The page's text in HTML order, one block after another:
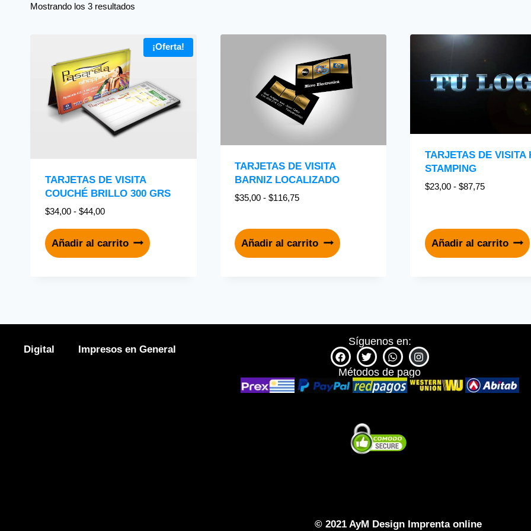
Mostrando los 3 resultados
¡Oferta!
TARJETAS DE VISITA
COUCHÉ BRILLO 300 GRS
$34,00 - $44,00
Añadir al carrito
TARJETAS DE VISITA
BARNIZ LOCALIZADO
$35,00 - $116,75
Añadir al carrito
TARJETAS DE VISITA
STAMPING
$23,00 - $87,75
Añadir al carrito
Digital Impresos en General
Síguenos en:
Métodos de pago
© 2021 AyM Design Imprenta online